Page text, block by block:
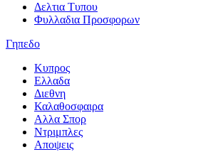
Δελτια Τυπου
Φυλλαδια Προσφορων
Γηπεδο
Κυπρος
Ελλαδα
Διεθνη
Καλαθοσφαιρα
Αλλα Σπορ
Ντριμπλες
Αποψεις